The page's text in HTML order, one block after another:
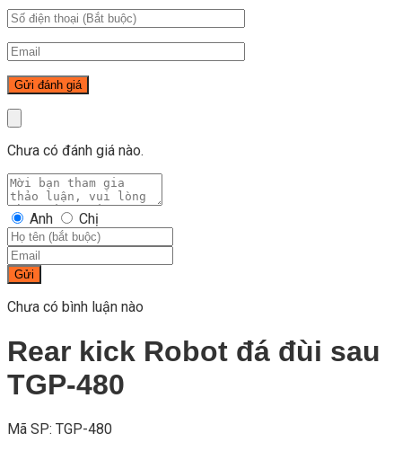
Chưa có đánh giá nào.
Anh Chị
Gửi
Chưa có bình luận nào
Rear kick Robot đá đùi sau
TGP-480
Mã SP: TGP-480